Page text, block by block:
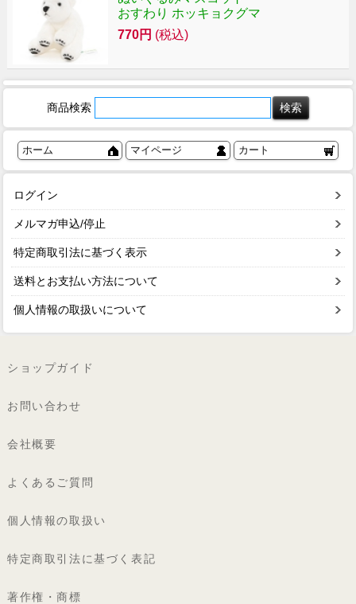
おすわり ホッキョクグマ
770円 (税込)
商品検索
ホーム マイページ カート
ログイン
メルマガ申込/停止
特定商取引法に基づく表示
送料とお支払い方法について
個人情報の取扱いについて
ショップガイド
お問い合わせ
会社概要
よくあるご質問
個人情報の取扱い
特定商取引法に基づく表記
著作権・商標